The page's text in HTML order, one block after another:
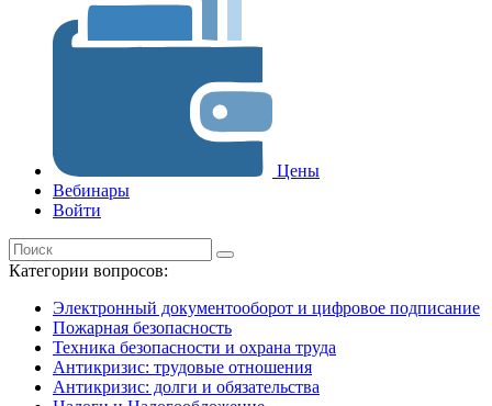
Цены
Вебинары
Войти
Категории вопросов:
Электронный документооборот и цифровое подписание
Пожарная безопасность
Техника безопасности и охрана труда
Антикризис: трудовые отношения
Антикризис: долги и обязательства